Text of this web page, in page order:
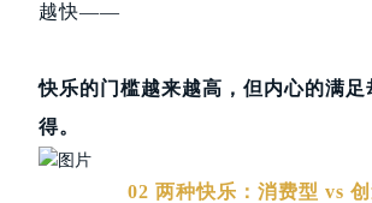
越快——
快乐的门槛越来越高，但内心的满足
得。
02 两种快乐：消费型 vs